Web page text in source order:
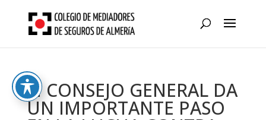
content
El CONSEJO GENERAL DA
UN IMPORTANTE PASO